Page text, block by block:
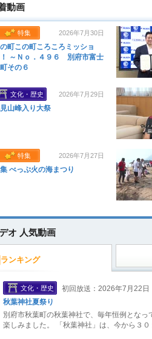
動画
特集 2026年7月30日
町この町ころころミッショ
～Ｎｏ．４９６ 別府市富士
その６
文化・歴史 2026年7月29日
山峰入り大祭
特集 2026年7月27日
べっぷ火の海まつり
オ 人気動画
ランキング
文化・歴史
初回放送：2026年7月22日
秋葉神社夏祭り
別府市秋葉町の秋葉神社で、毎年恒例とな
楽しみました。 「秋葉神社」は、今から３